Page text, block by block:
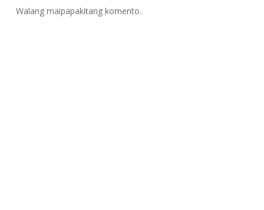
Walang maipapakitang komento.